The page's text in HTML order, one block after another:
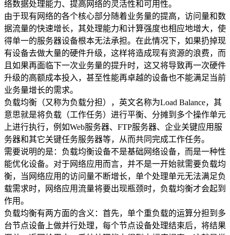
大企业首选
SD-WAN
智能盒子即买即用
全球加速服务
定制跨境加速
数据中心
华南BGP机房
深圳横岗电信机房
FIL/CHIA/BZZ首选机房
深圳龙华观澜机房
广州天河信息港机房
国家级的网络灾备数据中心
络数据处理能力、提高网络的灵活性和可用性。
由于现有网络的各个核心部分随着业务量的提高，访问量和数
据流量的快速增长，其处理能力和计算强度也相应地增大，使
得单一的服务器设备根本无法承担。在此情况下，如果扔掉现
有设备去做大量的硬件升级，这样将造成现有资源的浪费，而
且如果再面临下一次业务量的提升时，这又将导致再一次硬件
升级的高额成本投入，甚至性能再卓越的设备也不能满足当前
业务量增长的需求。
负载均衡（又称为负载分担），英文名称为Load Balance，其
意思就是将负载（工作任务）进行平衡、分摊到多个操作单元
上进行执行，例如Web服务器、FTP服务器、企业关键应用服
务器和其它关键任务服务器等，从而共同完成工作任务。
需要说明的是：负载均衡设备不是基础网络设备，而是一种性
能优化设备。对于网络应用而言，并不是一开始就需要负载均
衡，当网络应用的访问量不断增长，单个处理单元无法满足负
载需求时，网络应用流量将要出现瓶颈时，负载均衡才会起到
作用。
负载均衡有两方面的含义：首先，单个重负载的运算分担到多
台节点设备上做并行处理，每个节点设备处理结束后，将结果